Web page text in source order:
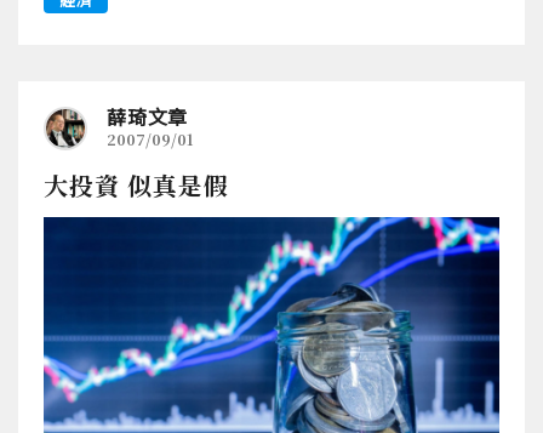
薛琦文章
2007/09/01
大投資 似真是假